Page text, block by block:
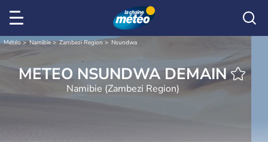
Météo Namibie Zambezi Region Nsundwa
METEO NSUNDWA DEMAIN
Namibie (Zambezi Region)